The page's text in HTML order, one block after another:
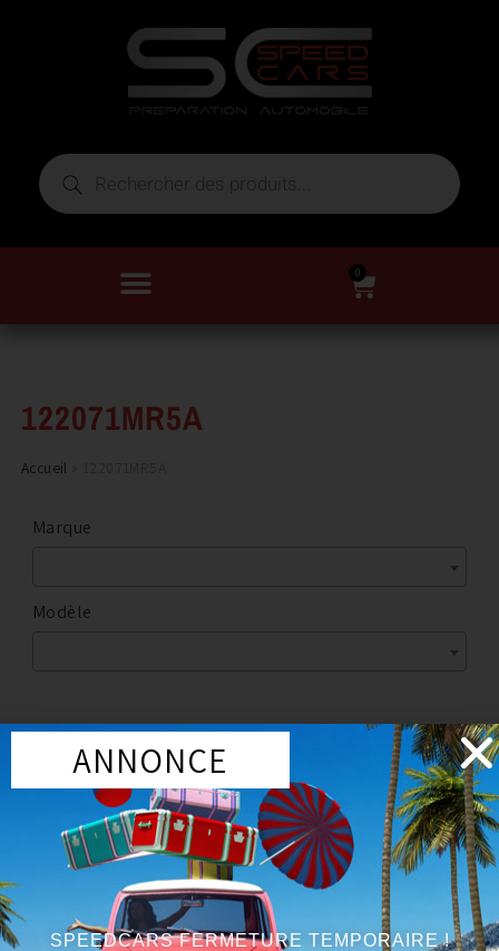
0
122071MR5A
Accueil
Marque
Modèle
Marque:NISSAN
Année du véhicule
:à partir de 2007
Série:3.5 V6 / 3.7 V6
ANNONCE
SPEEDCARS FERMETURE TEMPORAIRE !